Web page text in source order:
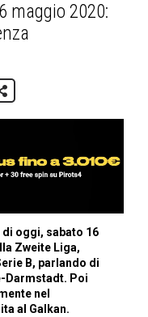
maggio 2020:
oggi, sabato 16
Zweite Liga,
B, parlando di
Darmstadt. Poi
nel
al Galkan.